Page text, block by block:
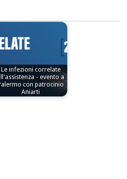
Le infezioni correlate
- evento a
con patrocinio
Aniarti